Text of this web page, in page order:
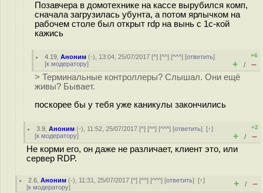
Позавчера в домотехнике на кассе вырубился комп,
сначала загрузилась убунта, а потом ярлычком на
рабочем столе был открыт rdp на вынь с 1с-кой
кажись
4.19 ,Аноним (-), 13:04, 25/07/2017 [^] [^^] [^^^] [ответить]
[к модератору]
+6
+ / –
> Терминальные контроллеры? Слышал. Они ещё
живы? Бывает.
поскорее бы у тебя уже каникулы закончились
3.9 ,Аноним (-), 11:52, 25/07/2017 [^] [^^] [^^^] [ответить][↑]
[к модератору]
+2
+ / –
Не корми его, он даже не различает, клиент это, или
сервер RDP.
2.6 ,Аноним (-), 11:31, 25/07/2017 [^] [^^] [^^^] [ответить][↑]
[к модератору] + / –